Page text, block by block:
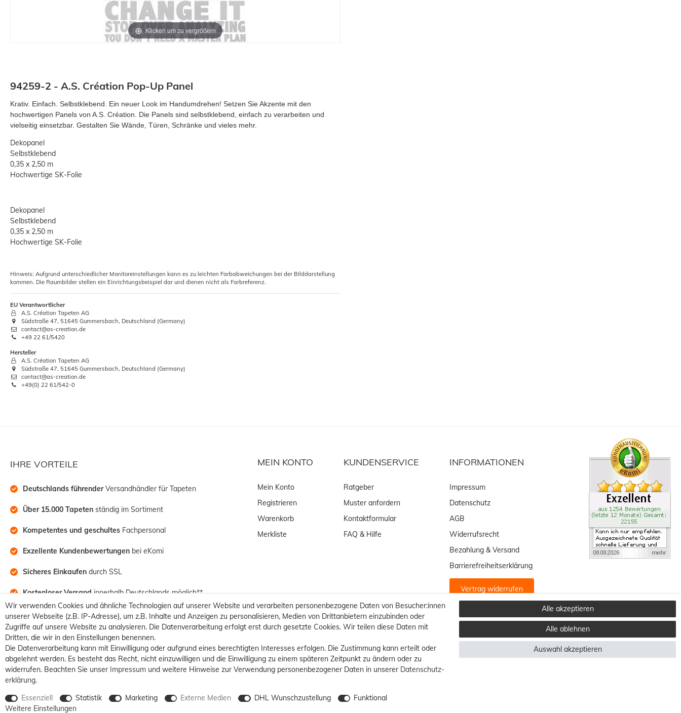
Klicken um zu vergrößern
94259-2 - A.S. Création Pop-Up Panel
Krativ. Einfach. Selbstklebend. Ein neuer Look im Handumdrehen! Setzen Sie Akzente mit den
hochwertigen Panels von A.S. Création. Die Panels sind selbstklebend, einfach zu verarbeiten und
vielseitig einsetzbar. Gestalten Sie Wände, Türen, Schränke und vieles mehr.
Dekopanel
Selbstklebend
0,35 x 2,50 m
Hochwertige SK-Folie
Dekopanel
Selbstklebend
0,35 x 2,50 m
Hochwertige SK-Folie
Hinweis: Aufgrund unterschiedlicher Monitoreinstellungen kann es zu leichten Farbabweichungen bei der Bilddarstellung
kommen. Die Raumbilder stellen ein Einrichtungsbeispiel dar und dienen nicht als Farbreferenz.
EU Verantwortlicher
A.S. Création Tapeten AG
Südstraße 47, 51645 Gummersbach, Deutschland (Germany)
contact@as-creation.de
+49 22 61/5420
Hersteller
A.S. Création Tapeten AG
Südstraße 47, 51645 Gummersbach, Deutschland (Germany)
contact@as-creation.de
+49(0) 22 61/542-0
IHRE VORTEILE
Deutschlands führender Versandhändler für Tapeten
Über 15.000 Tapeten ständig im Sortiment
Kompetentes und geschultes Fachpersonal
Exzellente Kundenbewertungen bei eKomi
Sicheres Einkaufen durch SSL
Kostenloser Versand innerhalb Deutschlands möglich**
MEIN KONTO
Mein Konto
Registrieren
Warenkorb
Merkliste
KUNDENSERVICE
Ratgeber
Muster anfordern
Kontaktformular
FAQ & Hilfe
INFORMATIONEN
Impressum
Datenschutz
AGB
Widerrufsrecht
Bezahlung & Versand
Barrierefreiheitserklärung
Vertrag widerrufen
Alle Preise sind inkl. MwSt. / **Kostenloser Versand innerhalb Deutschlands möglich. Versandkosten in andere Länder finden Sie
Wir verwenden Cookies und ähnliche Technologien auf unserer Website und verarbeiten personenbezogene Daten von Besucher:innen
unserer Webseite (z.B. IP-Adresse), um z.B. Inhalte und Anzeigen zu personalisieren, Medien von Drittanbietern einzubinden oder
Zugriffe auf unsere Website zu analysieren. Die Datenverarbeitung erfolgt erst durch gesetzte Cookies. Wir teilen diese Daten mit
Dritten, die wir in den Einstellungen benennen.
Die Datenverarbeitung kann mit Einwilligung oder aufgrund eines berechtigten Interesses erfolgen. Die Zustimmung kann erteilt oder
abgelehnt werden. Es besteht das Recht, nicht einzuwilligen und die Einwilligung zu einem späteren Zeitpunkt zu ändern oder zu
widerrufen. Beachten Sie unser Impressum und weitere Hinweise zur Verwendung personenbezogener Daten in unserer Daten­schutz­
erklärung.
Essenziell
Statistik Marketing Externe Medien DHL Wunschzustellung
Funktional
Weitere Einstellungen
Alle akzeptieren
Alle ablehnen
Auswahl akzeptieren